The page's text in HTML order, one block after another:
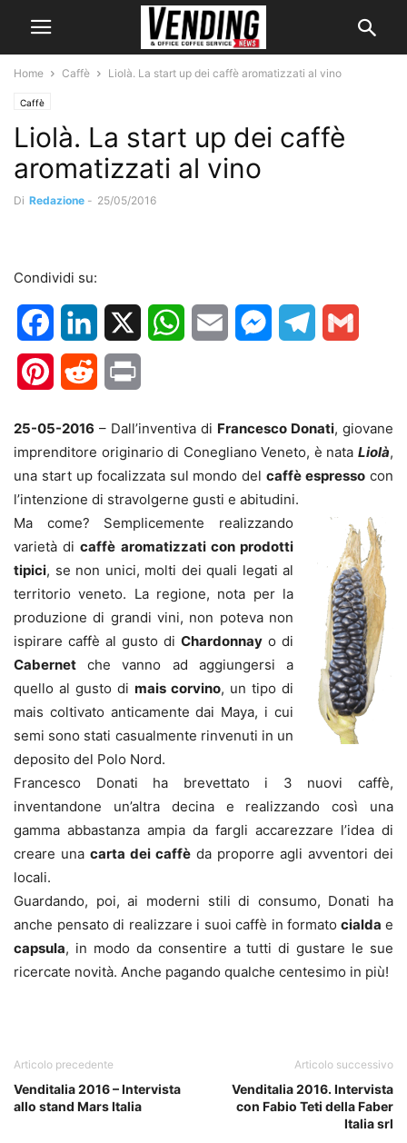
Home Caffè Liolà. La start up dei caffè aromatizzati al vino
Caffè
Liolà. La start up dei caffè
aromatizzati al vino
Di Redazione - 25/05/2016
Condividi su:
FacebookLinkedIn WhatsApp
Email MessengerTelegram
PinterestReddit
25-05-2016 – Dall’inventiva di Francesco Donati, giovane
imprenditore originario di Conegliano Veneto, è nata Liolà,
una start up focalizzata sul mondo delcaffè espresso con
l’intenzione di stravolgerne gusti e abitudini.
Ma come? Semplicemente realizzando
varietà dicaffè aromatizzati con prodotti
tipici, se non unici, molti dei quali legati al
territorio veneto. La regione, nota per la
produzione di grandi vini, non poteva non
ispirare caffè al gusto di Chardonnay o di
Cabernet che vanno ad aggiungersi a
quello al gusto di mais corvino, un tipo di
mais coltivato anticamente dai Maya, i cui
semi sono stati casualmente rinvenuti in un
deposito del Polo Nord.
Francesco Donati ha brevettato i 3 nuovi caffè,
inventandone un’altra decina e realizzando così una
gamma abbastanza ampia da fargli accarezzare l’idea di
creare una carta dei caffè da proporre agli avventori dei
locali.
Guardando, poi, ai moderni stili di consumo, Donati ha
anche pensato di realizzare i suoi caffè in formato cialda e
capsula, in modo da consentire a tutti di gustare le sue
ricercate novità. Anche pagando qualche centesimo in più!
Articolo precedente
Venditalia 2016 – Intervista
allo stand Mars Italia
Articolo successivo
Venditalia 2016. Intervista
con Fabio Teti della Faber
Italia srl